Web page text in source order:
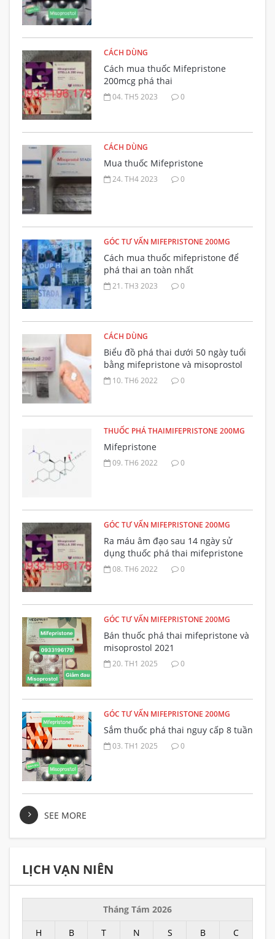
CÁCH DÙNG
Cách mua thuốc Mifepristone
200mcg phá thai
04. TH5 2023 0
CÁCH DÙNG
Mua thuốc Mifepristone
24. TH4 2023 0
GÓC TƯ VẤN MIFEPRISTONE 200MG
Cách mua thuốc mifepristone để
phá thai an toàn nhất
21. TH3 2023 0
CÁCH DÙNG
Biểu đồ phá thai dưới 50 ngày tuổi
bằng mifepristone và misoprostol
đường uống
10. TH6 2022 0
THUỐC PHÁ THAIMIFEPRISTONE 200MG
Mifepristone
09. TH6 2022 0
GÓC TƯ VẤN MIFEPRISTONE 200MG
Ra máu âm đạo sau 14 ngày sử
dụng thuốc phá thai mifepristone
có bất thường không?
08. TH6 2022 0
GÓC TƯ VẤN MIFEPRISTONE 200MG
Bán thuốc phá thai mifepristone và
misoprostol 2021
20. TH1 2025 0
GÓC TƯ VẤN MIFEPRISTONE 200MG
Sắm thuốc phá thai nguy cấp 8 tuần
03. TH1 2025 0
SEE MORE
LỊCH VẠN NIÊN
Tháng Tám 2026
H
B T N S B C